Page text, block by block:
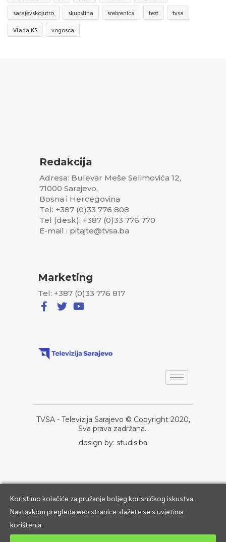
sarajevskojutro skupstina srebrenica test tvsa
Vlada KS vogosca
Redakcija
Adresa: Bulevar Meše Selimovića 12,
71000 Sarajevo,
Bosna i Hercegovina
Tel: +387 (0)33 776 808
Tel (desk): +387 (0)33 776 770
E-mail : pitajte@tvsa.ba
Marketing
Tel: +387 (0)33 776 817
TVSA - Televizija Sarajevo © Copyright 2020,
Sva prava zadržana..
design by: studis.ba
Koristimo kolačiće za pružanje boljeg korisničkog iskustva.
Nastavkom pregleda web stranice slažete se s uvjetima
korištenja.